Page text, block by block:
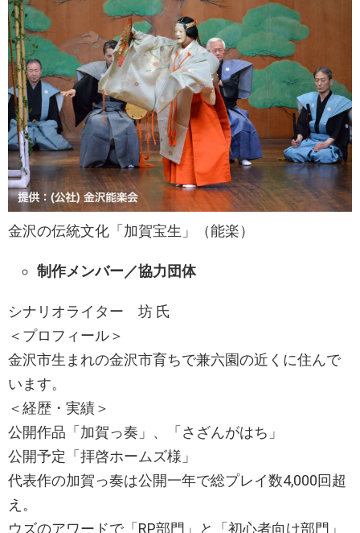
金沢の伝統文化「加賀宝生」（能楽）
制作メンバー／協力団体
シナリオライター 坊 氏
＜プロフィール＞
金沢市生まれの金沢市育ちで兼六園の近くに住んで
います。
＜経歴・実績＞
公開作品「加賀っ奏」、「さざんがはち」
公開予定「拝啓ホームズ様」
代表作の加賀っ奏は公開一年で総プレイ数4,000回超
え。
ウズのアワードで「RP部門」と「初心者向け部門」